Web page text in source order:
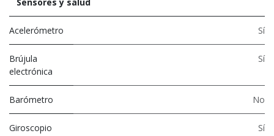
Acelerómetro Sí
Brújula
electrónica
Sí
Barómetro No
Giroscopio Sí